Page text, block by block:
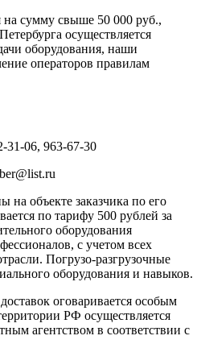
сумму свыше 50 000 руб.,
осуществляется
оборудования, наши
операторов правилам
31-06, 963-67-30
объекте заказчика по его
по тарифу 500 рублей за
оборудования
с учетом всех
Погрузо-разгрузочные
оборудования и навыков.
оговаривается особым
РФ осуществляется
агентством в соответствии с